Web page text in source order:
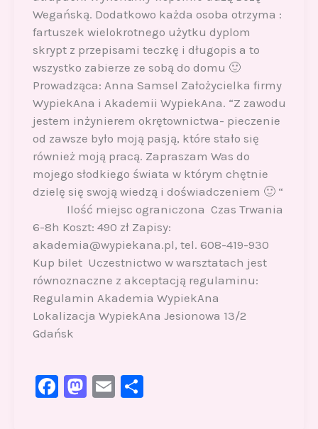
Wegańską. Dodatkowo każda osoba otrzyma :
fartuszek wielokrotnego użytku dyplom
skrypt z przepisami teczkę i długopis a to
wszystko zabierze ze sobą do domu 🙂
Prowadząca: Anna Samsel Założycielka firmy
WypiekAna i Akademii WypiekAna. “Z zawodu
jestem inżynierem okrętownictwa- pieczenie
od zawsze było moją pasją, które stało się
również moją pracą. Zapraszam Was do
mojego słodkiego świata w którym chętnie
dzielę się swoją wiedzą i doświadczeniem 🙂 “
Ilość miejsc ograniczona Czas Trwania
6-8h Koszt: 490 zł Zapisy:
akademia@wypiekana.pl, tel. 608-419-930
Kup bilet Uczestnictwo w warsztatach jest
równoznaczne z akceptacją regulaminu:
Regulamin Akademia WypiekAna
Lokalizacja WypiekAna Jesionowa 13/2
Gdańsk
F
M E S